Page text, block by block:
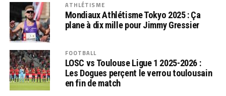
ATHLÉTISME
Mondiaux Athlétisme Tokyo 2025 : Ça
plane à dix mille pour Jimmy Gressier
FOOTBALL
LOSC vs Toulouse Ligue 1 2025-2026 :
Les Dogues perçent le verrou toulousain
en fin de match